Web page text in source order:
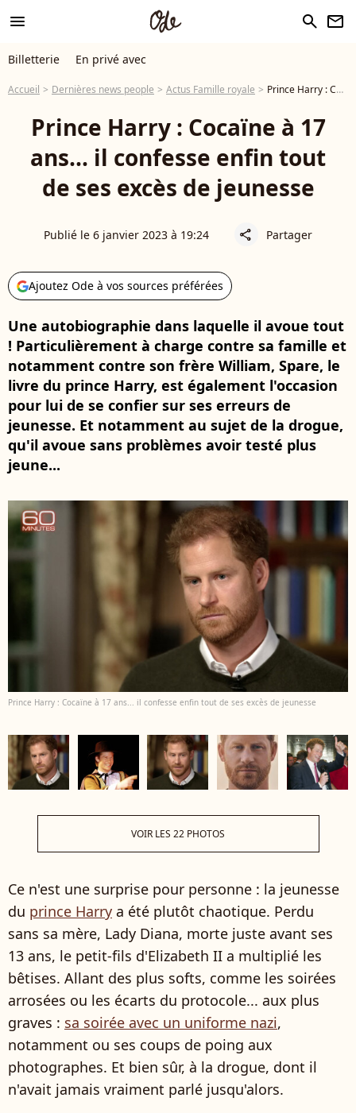
menu search newsletter
Billetterie En privé avec
Accueil Dernières news people Actus Famille royale Prince Harry : Cocaïne à 17 ans... il confesse enfin tout de ses excès de jeunesse
Prince Harry : Cocaïne à 17
ans... il confesse enfin tout
de ses excès de jeunesse
Publié le 6 janvier 2023 à 19:24 share Partager
Ajoutez Ode à vos sources préférées
Une autobiographie dans laquelle il avoue tout
! Particulièrement à charge contre sa famille et
notamment contre son frère William, Spare, le
livre du prince Harry, est également l'occasion
pour lui de se confier sur ses erreurs de
jeunesse. Et notamment au sujet de la drogue,
qu'il avoue sans problèmes avoir testé plus
jeune...
Prince Harry : Cocaïne à 17 ans... il confesse enfin tout de ses excès de jeunesse
VOIR LES 22 PHOTOS
Ce n'est une surprise pour personne : la jeunesse
du prince Harry a été plutôt chaotique. Perdu
sans sa mère, Lady Diana, morte juste avant ses
13 ans, le petit-fils d'Elizabeth II a multiplié les
bêtises. Allant des plus softs, comme les soirées
arrosées ou les écarts du protocole... aux plus
graves : sa soirée avec un uniforme nazi,
notamment ou ses coups de poing aux
photographes. Et bien sûr, à la drogue, dont il
n'avait jamais vraiment parlé jusqu'alors.